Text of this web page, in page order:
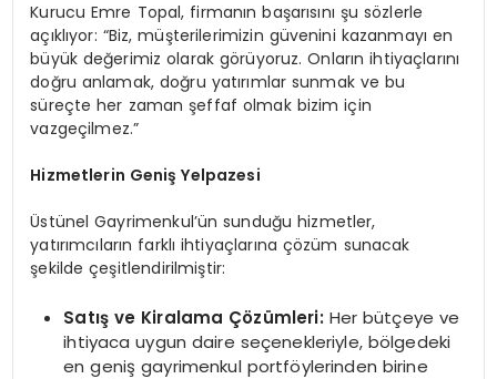
Kurucu Emre Topal, firmanın başarısını şu sözlerle
açıklıyor: “Biz, müşterilerimizin güvenini kazanmayı en
büyük değerimiz olarak görüyoruz. Onların ihtiyaçlarını
doğru anlamak, doğru yatırımlar sunmak ve bu
süreçte her zaman şeffaf olmak bizim için
vazgeçilmez.”
Hizmetlerin Geniş Yelpazesi
Üstünel Gayrimenkul’ün sunduğu hizmetler,
yatırımcıların farklı ihtiyaçlarına çözüm sunacak
şekilde çeşitlendirilmiştir:
Satış ve Kiralama Çözümleri: Her bütçeye ve
ihtiyaca uygun daire seçenekleriyle, bölgedeki
en geniş gayrimenkul portföylerinden birine